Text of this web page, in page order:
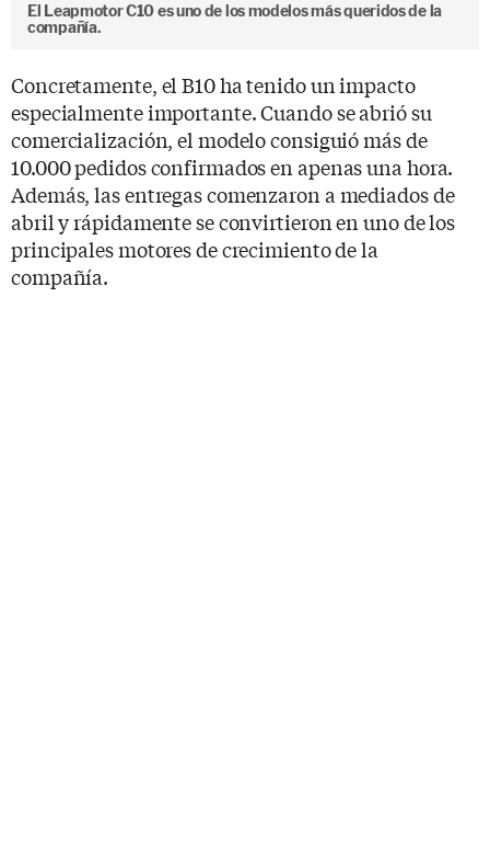
El Leapmotor C10 es uno de los modelos más queridos de la
compañía.
Concretamente, el B10 ha tenido un impacto
especialmente importante. Cuando se abrió su
comercialización, el modelo consiguió más de
10.000 pedidos confirmados en apenas una hora.
Además, las entregas comenzaron a mediados de
abril y rápidamente se convirtieron en uno de los
principales motores de crecimiento de la
compañía.